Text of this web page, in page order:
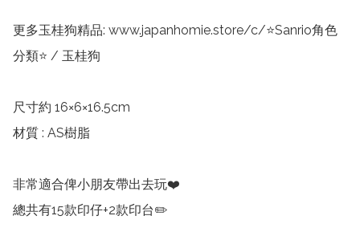
更多玉桂狗精品: www.japanhomie.store/c/⭐Sanrio角色
分類⭐ / 玉桂狗
尺寸約 16×6×16.5cm
材質 : AS樹脂
非常適合俾小朋友帶出去玩❤️
總共有15款印仔+2款印台✏️